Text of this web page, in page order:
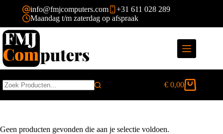
inhoud
info@fmjcomputers.com
+31 611 028 289
Maandag t/m zaterdag op afspraak
resultaten
Winkelwagen
€ 0,00
Geen producten gevonden die aan je selectie voldoen.